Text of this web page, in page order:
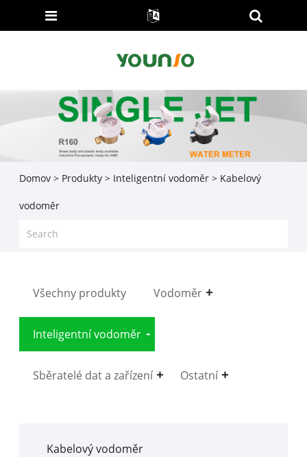
Domov > Produkty> Inteligentní vodoměr> Kabelový
vodoměr
Všechny produkty Vodoměr
Inteligentní vodoměr
Sběratelé dat a zařízení Ostatní
Kabelový vodoměr